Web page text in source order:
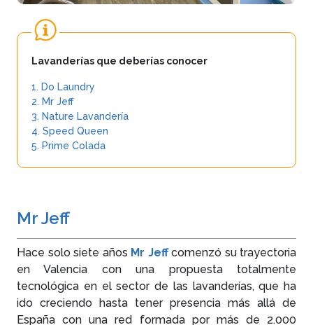
Lavanderías que deberías conocer
1. Do Laundry
2. Mr Jeff
3. Nature Lavandería
4. Speed Queen
5. Prime Colada
Mr Jeff
Hace solo siete años Mr Jeffcomenzó su trayectoria
en Valencia con una propuesta totalmente
tecnológica en el sector de las lavanderías, que ha
ido creciendo hasta tener presencia más allá de
España con una red formada por más de 2.000